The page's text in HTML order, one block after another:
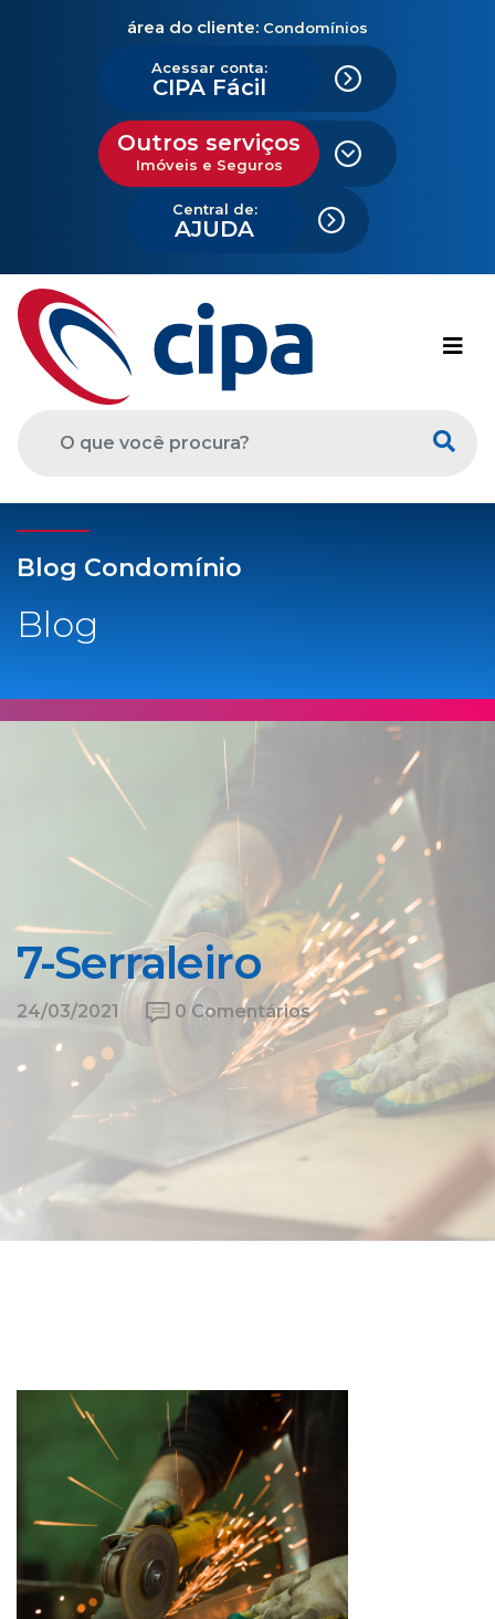
área do cliente: Condomínios
Acessar conta:
CIPA Fácil
Outros serviços
Imóveis e Seguros
Central de:
AJUDA
Blog Condomínio
Blog
7-Serraleiro
24/03/2021 0 Comentários